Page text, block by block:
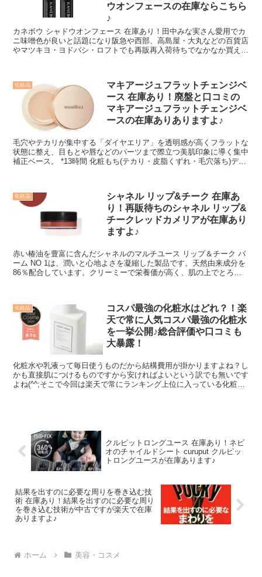
ウオンフェースの在庫ならこちら
♪
カネボウ シャドウオンフェース 在庫あり！田中みな実さん愛用でカ
ニ味噌色が良いと話題になり阪急や西部、高島屋・大丸などの百貨店
やマツキヨ・ヨドバシ・ロフトでも再販再入荷待ちでなかなか買えな
化粧品
マキアージュフラットチェンジベ
ース 在庫あり！廃盤と口コミの
マキアージュフラットチェンジベ
ースの在庫ありありますよ♪
毛穴やテカリが集中する「ダイヤエリア」を透明感が高くフラットな
状態に整え、目もとや唇などのパーツまで際立つ美肌印象に導く集中
補正ベース。 *13時間 化粧もち(テカり・皮脂くずれ・毛穴落ち)デー
化粧品
シャネル リップ&チーク 在庫あ
り！再販待ちのシャネル リップ&
チークレッドカメリアが在庫あり
ますよ♪
赤い椿油を豊富に含んだシャネルのマルチユース リップ＆チーク バ
ーム NO 1は、潤いと心地よさを凝縮した製品です。天然由来成分を
86％配合しています。クリーミーで栄養価が高く、肌の上でとろけ
化粧品
コスパ最強の化粧水はどれ？！楽
天で常に人気コスパ最強の化粧水
を一挙公開♪総合評価や口コミも
大暴露！
化粧水や乳液って毎日使うものだから結構費用が掛かりますよね？し
かも直接肌につけるものですから安ければよいという訳でも無いです
よね(^^;そこで今回は楽天で常にランキング上位に入っている化粧水
クルピットロングユース 在庫あり！ネビ
オのチャイルドシート curuput クルピッ
トロングユースが在庫あります♪
結果を出すのに必要な周りを巻き込む技
術 在庫あり！結果を出すのに必要な周り
を巻き込む技術が中古ですが楽天で在庫
ありますよ♪
ホーム 美容・コスメ